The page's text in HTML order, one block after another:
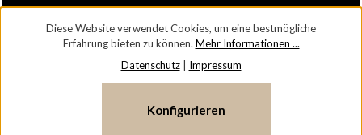
Diese Website verwendet Cookies, um eine bestmögliche
Erfahrung bieten zu können. Mehr Informationen ...
Datenschutz| Impressum
Konfigurieren